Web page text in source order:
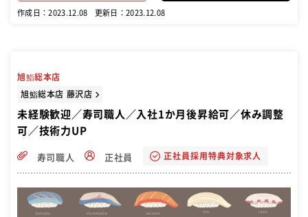
来的にはメニュー開発にも携わることができる環境であり、新しいア
作成日：2023.12.08 更新日：2023.12.08
旭鮨総本店
旭鮨総本店 藤沢店
未経験歓迎／寿司職人／入社1か月後昇給可／休み調整
可／技術力UP
寿司職人 正社員 正社員採用特典対象求人